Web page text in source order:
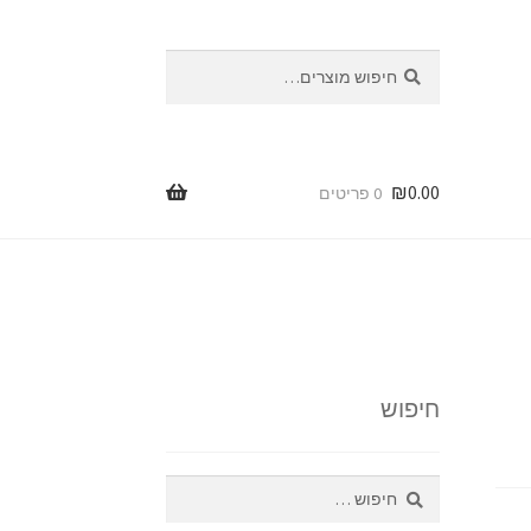
עבור:
₪0.00 0 פריטים
חיפוש
חיפוש: